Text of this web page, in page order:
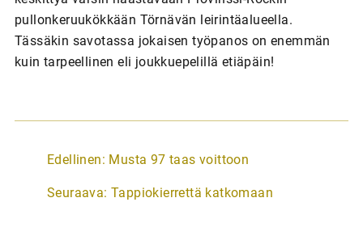
pullonkeruukökkään Törnävän leirintäalueella.
Tässäkin savotassa jokaisen työpanos on enemmän
kuin tarpeellinen eli joukkuepelillä etiäpäin!
A
t
Edellinen: Musta 97 taas voittoon
Seuraava: Tappiokierrettä katkomaan